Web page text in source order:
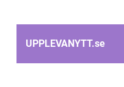
UPPLEVANYTT.se